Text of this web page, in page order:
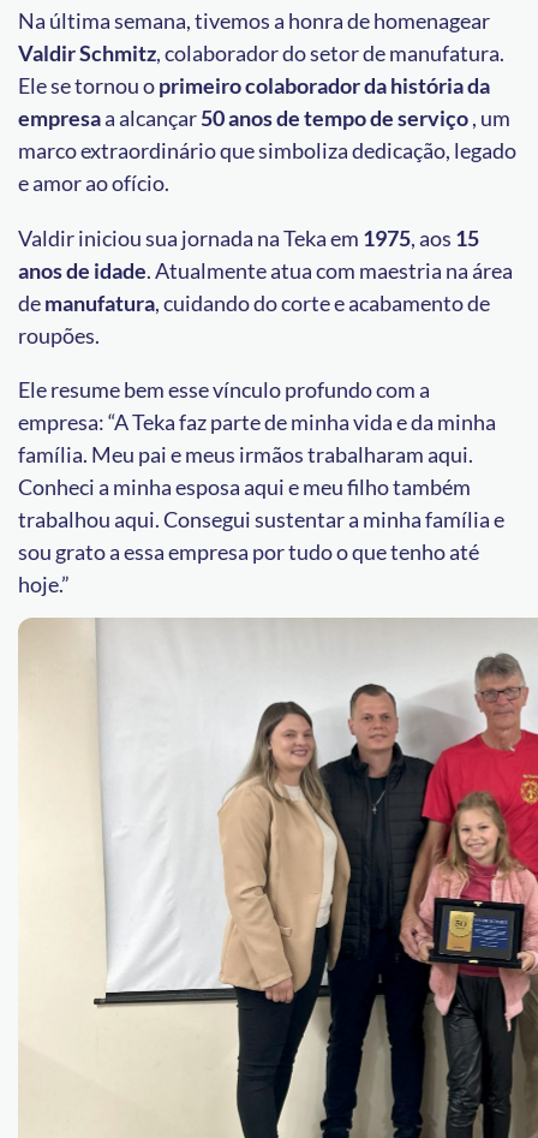
Na última semana, tivemos a honra de homenagear
Valdir Schmitz, colaborador do setor de manufatura.
Ele se tornou oprimeiro colaborador da história da
empresaa alcançar50 anos de tempo de serviço, um
marco extraordinário que simboliza dedicação, legado
e amor ao ofício.
Valdir iniciou sua jornada na Teka em 1975, aos 15
anos de idade. Atualmente atua com maestria na área
demanufatura, cuidando do corte e acabamento de
roupões.
Ele resume bem esse vínculo profundo com a
empresa: “A Teka faz parte de minha vida e da minha
família. Meu pai e meus irmãos trabalharam aqui.
Conheci a minha esposa aqui e meu filho também
trabalhou aqui. Consegui sustentar a minha família e
sou grato a essa empresa por tudo o que tenho até
hoje.”